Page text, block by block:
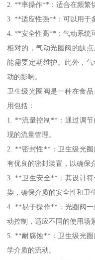
2. **率操作**：适合在频繁
3. **适应性强**：可以用于
4. **安全性高**：气动系统
相对的，气动光圈阀的缺
能需要定期维护。此外，
动的影响。
卫生级光圈阀是一种在食
用包括：
1. **流量控制**：通过调
现的流量管理。
2. **密封性**：卫生级光
有优良的密封装置，以确保
3. **卫生安全**：其设计
染，确保介质的安全性和卫
4. **易于操作**：光圈阀一
动控制，适应不同的使用场
5. **耐腐蚀**：卫生级光
学介质的流动。